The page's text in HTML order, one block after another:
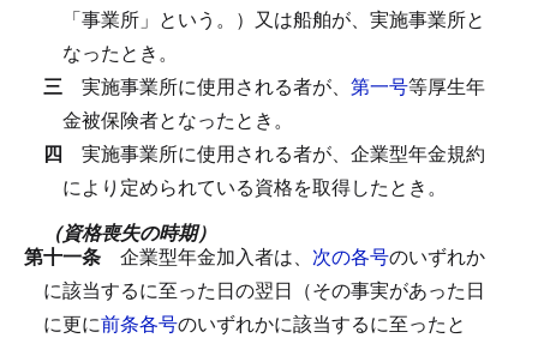
「事業所」という。）又は船舶が、実施事業所と
なったとき。
三 実施事業所に使用される者が、 第一号等厚生年
金被保険者となったとき。
四 実施事業所に使用される者が、企業型年金規約
により定められている資格を取得したとき。
（資格喪失の時期）
第十一条 企業型年金加入者は、 次の各号のいずれか
に該当するに至った日の翌日（その事実があった日
に更に前条各号のいずれかに該当するに至ったと